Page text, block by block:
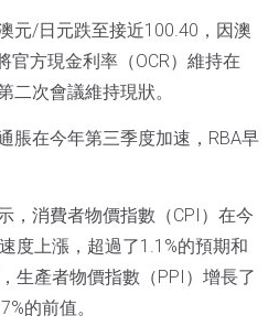
元/日元跌至接近100.40，因澳
官方現金利率（OCR）維持在
二次會議維持現狀。
脹在今年第三季度加速，RBA早
，消費者物價指數（CPI）在今
度上漲，超過了1.1%的預期和
生產者物價指數（PPI）增長了
的前值。